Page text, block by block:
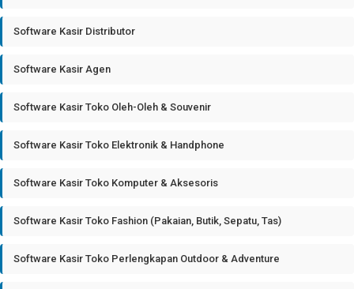
Software Kasir Distributor
Software Kasir Agen
Software Kasir Toko Oleh-Oleh & Souvenir
Software Kasir Toko Elektronik & Handphone
Software Kasir Toko Komputer & Aksesoris
Software Kasir Toko Fashion (Pakaian, Butik, Sepatu, Tas)
Software Kasir Toko Perlengkapan Outdoor & Adventure